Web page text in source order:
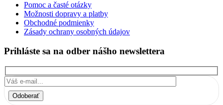
Pomoc a časté otázky
Možnosti dopravy a platby
Obchodné podmienky
Zásady ochrany osobných údajov
Prihláste sa na odber nášho newslettera
Odoberať